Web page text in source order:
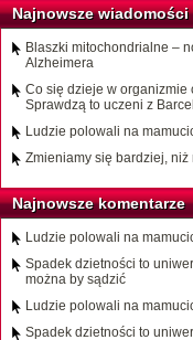
Najnowsze wiadomości
Blaszki mitochondrialne –
Alzheimera
Co się dzieje w organizmie
Sprawdzą to uczeni z
Ludzie polowali na
Zmieniamy się bardziej, niż
Najnowsze komentarze
Ludzie polowali na
Spadek dzietności to
można by sądzić
Ludzie polowali na
Spadek dzietności to